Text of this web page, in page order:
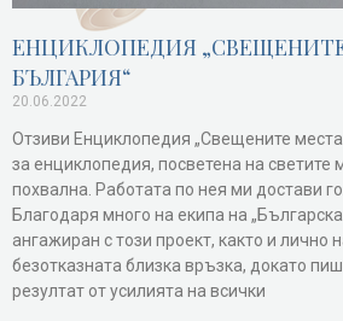
ЕНЦИКЛОПЕДИЯ
БЪЛГАРИЯ“
20.06.2022
Отзиви Енциклопедия „Свещените
за енциклопедия, посветена на светите
похвална. Работата по нея ми достави
Благодаря много на екипа на
ангажиран с този проект, както и лично
безотказната близка връзка, докато
резултат от усилията на всички